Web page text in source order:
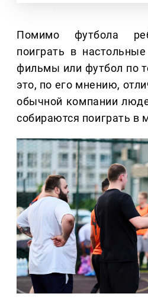
Помимо футбола
поиграть в
фильмы или футбол по
это, по его мнению,
обычной компании
собираются поиграть в